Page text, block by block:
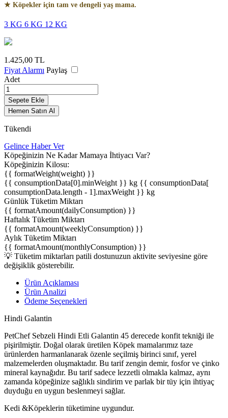
★ Köpekler için tam ve dengeli yaş mama.
3 KG 6 KG 12 KG
1.425,00 TL
Fiyat Alarmı Paylaş
Adet
Sepete Ekle
Hemen Satın Al
Tükendi
Gelince Haber Ver
Köpeğinizin Ne Kadar Mamaya İhtiyacı Var?
Köpeğinizin Kilosu:
{{ formatWeight(weight) }}
{{ consumptionData[0].minWeight }} kg {{ consumptionData[
consumptionData.length - 1].maxWeight }} kg
Günlük Tüketim Miktarı
{{ formatAmount(dailyConsumption) }}
Haftalık Tüketim Miktarı
{{ formatAmount(weeklyConsumption) }}
Aylık Tüketim Miktarı
{{ formatAmount(monthlyConsumption) }}
💡 Tüketim miktarları patili dostunuzun aktivite seviyesine göre
değişiklik gösterebilir.
Ürün Açıklaması
Ürün Analizi
Ödeme Seçenekleri
Hindi Galantin
PetChef Sebzeli Hindi Etli Galantin 45 derecede konfit tekniği ile
pişirilmiştir. Doğal olarak üretilen Köpek mamalarımız taze
ürünlerden harmanlanarak özenle seçilmiş birinci sınıf, yerel
malzemelerden oluşmaktadır. Bu tarif zengin demir, fosfor ve çinko
mineral kaynağıdır. Bu tarif sadece lezzetli olmakla kalmaz, aynı
zamanda köpeğinize sağlıklı sindirim ve parlak bir tüy için ihtiyaç
duyduğu en uygun beslenmeyi sağlar.
Kedi &Köpeklerin tüketimine uygundur.